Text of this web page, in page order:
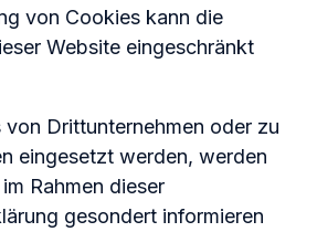
von Cookies kann die
Website eingeschränkt
Drittunternehmen oder zu
eingesetzt werden, werden
Rahmen dieser
gesondert informieren